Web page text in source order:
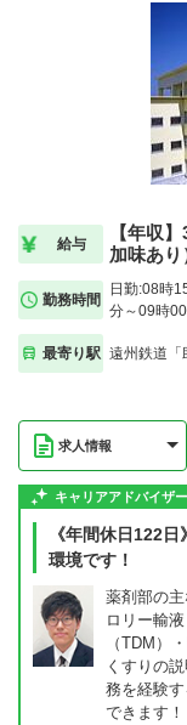
給与
【年収
加味あり
勤務時間
日勤:08時
分～09時
最寄り駅 遠州鉄道「
求人情報
キャリアアドバイザ
《年間休日122
環境です！
薬剤部の
ロリー輸
（TDM）
くすりの
務を経験
できます！